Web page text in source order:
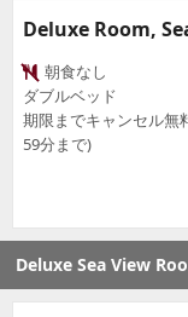
Deluxe Room,
朝食なし
ダブルベッド
期限までキャンセル無
59分まで)
Deluxe Sea View